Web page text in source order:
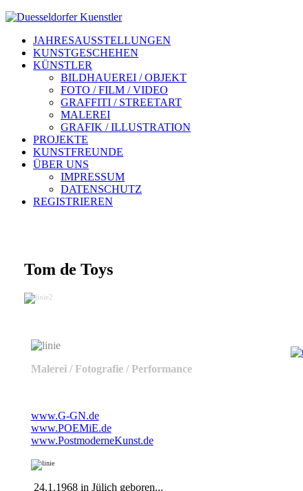
JAHRESAUSSTELLUNGEN
KUNSTGESCHEHEN
KÜNSTLER
BILDHAUEREI / OBJEKT
FOTO / FILM / VIDEO
GRAFFITI / STREETART
MALEREI
GRAFIK / ILLUSTRATION
PROJEKTE
KUNSTFREUNDE
ÜBER UNS
IMPRESSUM
DATENSCHUTZ
REGISTRIEREN
Tom de Toys
Malerei / Fotografie / Performance
www.G-GN.de
www.POEMiE.de
www.PostmoderneKunst.de
24.1.1968 in Jülich geboren...